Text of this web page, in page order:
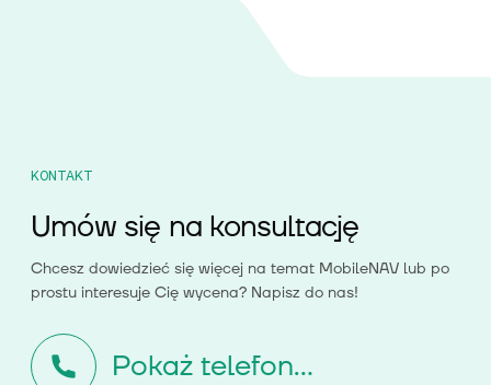
KONTAKT
Umów się na konsultację
Chcesz dowiedzieć się więcej na temat MobileNAV lub po
prostu interesuje Cię wycena? Napisz do nas!
Pokaż telefon...